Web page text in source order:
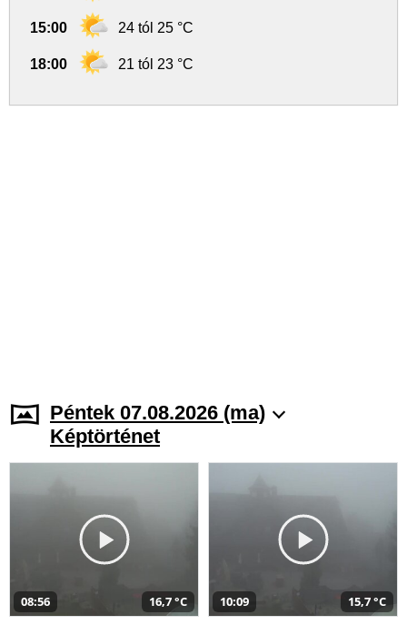
15:00 24 tól 25 °C
18:00 21 tól 23 °C
Péntek 07.08.2026 (ma)
Képtörténet
08:56 16,7 °C 10:09 15,7 °C